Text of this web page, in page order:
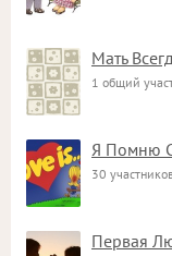
Мать
1 общий
Я Помню
30
Первая